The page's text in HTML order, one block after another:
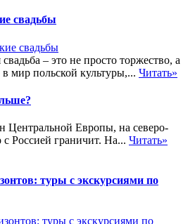
свадьбы
– это не просто торжество, а
мир польской культуры,... Читать»
Центральной Европы, на северо-
с Россией граничит. На... Читать»
туры с экскурсиями по